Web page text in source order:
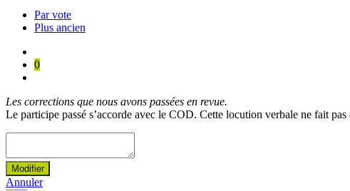
Par vote
Plus ancien
0
Les corrections que nous avons passées en revue.
Le participe passé s’accorde avec le COD. Cette locution verbale ne fait pas
Modifier
Annuler